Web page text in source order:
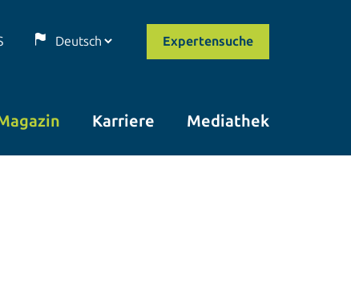
Expertensuche
Karriere Mediathek